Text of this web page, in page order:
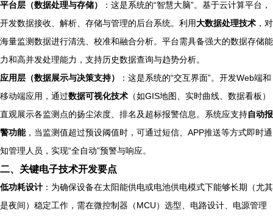
平台层（数据处理与存储）
：这是系统的“智慧大脑”。基于云计算平台，
开发数据接收、解析、存储与管理的后台系统。利用大数据处理技术 ，对
海量监测数据进行清洗、校准和融合分析。平台需具备强大的数据存储能
力和高并发处理能力，支持历史数据查询与趋势分析。
应用层（数据展示与决策支持）
：这是系统的“交互界面”。开发Web端和
移动端应用，通过数据可视化技术 （如GIS地图、实时曲线、数据看板）
直观展示各监测点的扬尘浓度、排名及超标报警信息。系统应支持自动报
警功能，当监测值超过预设阈值时，可通过短信、APP推送等方式即时通
知管理人员，实现“全自动”预警与响应。
二、关键电子技术开发要点
低功耗设计 ：为确保设备在太阳能供电或电池供电模式下能够长期（尤其
是夜间）稳定工作，需在微控制器（MCU）选型、电路设计、电源管理